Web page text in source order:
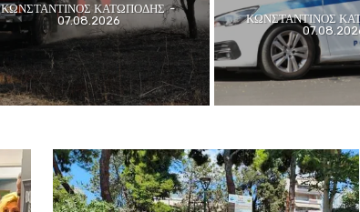
ΚΩΝΣΤΑΝΤΙΝΟΣ ΚΑΤΩΠΟΔΗΣ -
07.08.2026
ΚΩΝΣΤΑΝΤΙΝΟΣ